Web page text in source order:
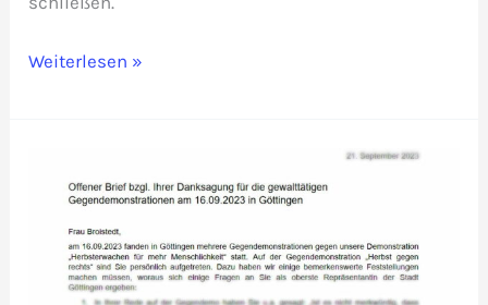
Wiederholte
musste
schließen
Weiterlesen »